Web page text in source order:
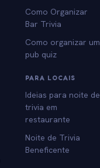
Como Organizar
Bar Trivia
Como organizar um
pub quiz
PARA LOCAIS
Ideias para noite de
trivia em
restaurante
Noite de Trivia
Beneficente